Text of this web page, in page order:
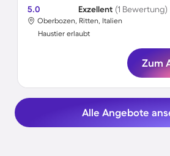
5.0 Exzellent (1 Bewertung)
Oberbozen, Ritten, Italien
Haustier erlaubt
Zum
Alle Angebote